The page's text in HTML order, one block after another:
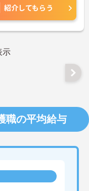
紹介してもらう
示
職の平均給与